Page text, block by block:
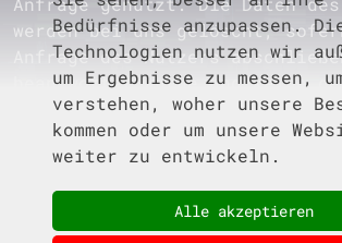
Bedürfnisse anzupassen.
Technologien nutzen wir
um Ergebnisse zu messen,
verstehen, woher unsere
kommen oder um unsere
weiter zu entwickeln.
Alle akzeptieren
werden bei uns gelöscht,
Anfrage des Nutzers
beantwortet wurde und keine
Aufbewahrungspflichten, wie
anschließenden
entgegenstehen.
Zur Verarbeitung der Daten
Meta Platforms Ireland